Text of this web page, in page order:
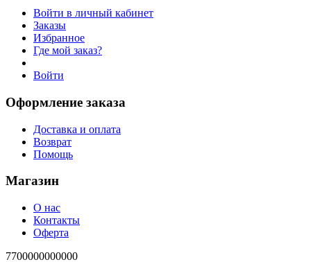
Войти в личный кабинет
Заказы
Избранное
Где мой заказ?
Войти
Оформление заказа
Доставка и оплата
Возврат
Помощь
Магазин
О нас
Контакты
Оферта
7700000000000